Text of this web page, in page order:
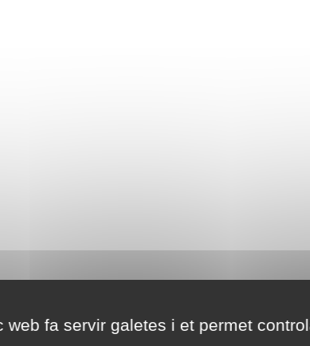
web fa servir galetes i et permet